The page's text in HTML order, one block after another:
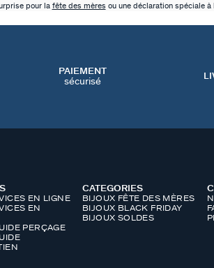
pour la fête des mères ou une déclaration spéciale à
PAIEMENT
sécurisé
EN LIGNE
EN
PERÇAGE
CATEGORIES
BIJOUX FÊTE DES MÈRES
BIJOUX BLACK FRIDAY
BIJOUX SOLDES